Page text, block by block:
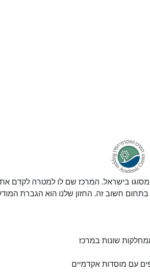
מסוגו בישראל. המרכז שם לו למטרה לקדם
חשוב זה. החזון שלנו הוא הגברת
שונות במרכז
עם מוסדות אקדמיים